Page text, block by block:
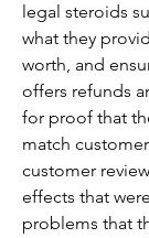
legal steroids
what they
worth, and
offers refunds
for proof that
match
customer
effects that
problems that